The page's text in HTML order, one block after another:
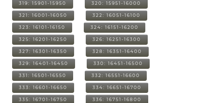
319: 15901-15950 320: 15951-16000
321: 16001-16050 322: 16051-16100
323: 16101-16150 324: 16151-16200
325: 16201-16250 326: 16251-16300
327: 16301-16350 328: 16351-16400
329: 16401-16450 330: 16451-16500
331: 16501-16550 332: 16551-16600
333: 16601-16650 334: 16651-16700
335: 16701-16750 336: 16751-16800